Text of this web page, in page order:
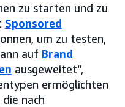
zu starten und zu
Sponsored
um zu testen,
auf Brand
ausgeweitet“,
ermöglichten
nach